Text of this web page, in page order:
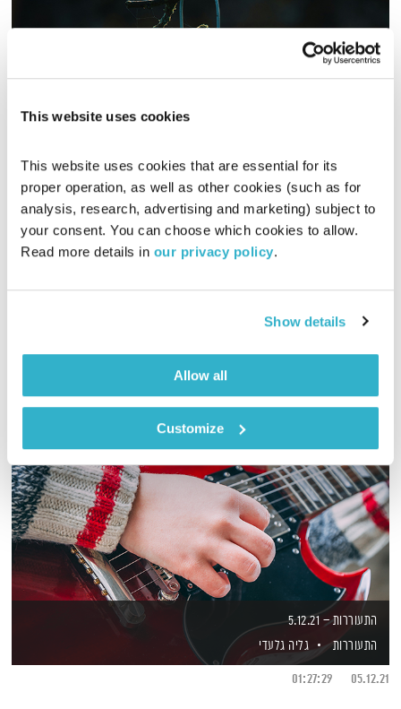
This website uses cookies
This website uses cookies that are essential for its
proper operation, as well as other cookies (such as for
analysis, research, advertising and marketing) subject to
your consent. You can choose which cookies to allow.
Read more details in our privacy policy.
Show details
Allow all
Customize
שירים, שורות ושקט
בני בשן
09.03.24
01:00:02
הפעם, משני עברי הדלת, אפשר להגיע לשם. להגיע שיכורים ממים.
התעוררות – 5.12.21
התעוררות
גליה גלעדי
05.12.21
01:27:29